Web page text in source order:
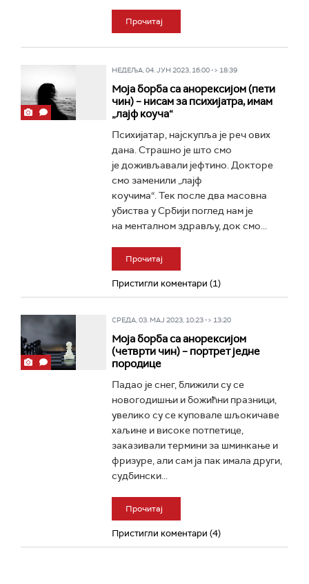
Прочитај
НЕДЕЉА, 04. ЈУН 2023, 16:00 -> 18:39
Моја борба са анорексијом (пети
чин) – нисам за психијатра, имам
„лајф коуча“
Психијатар, најскупља је реч ових
дана. Страшно је што смо
је доживљавали јефтино. Докторе
смо заменили „лајф
коучима“. Тек после два масовна
убиства у Србији поглед нам је
на менталном здрављу, док смо...
Прочитај
Пристигли коментари (1)
СРЕДА, 03. МАЈ 2023, 10:23 -> 13:20
Моја борба са анорексијом
(четврти чин) – портрет једне
породице
Падао је снег, ближили су се
новогодишњи и божићни празници,
увелико су се куповале шљокичаве
хаљине и високе потпетице,
заказивали термини за шминкaње и
фризуре, али сам ја пак имала други,
судбински...
Прочитај
Пристигли коментари (4)